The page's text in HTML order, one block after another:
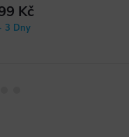
Kč
3 Dny